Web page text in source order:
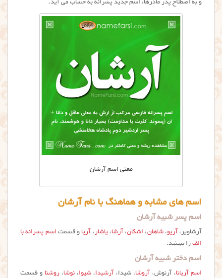
و به اصطلاح پدر مادرها، اسم جدید پسرانه به حساب می آید.
معنی اسم آرشان
اسم های مشابه و هماهنگ با نام آرشان
اسم پسر شبیه آرشان
آرشاویر، آریو،شاهان، اشکان، آرشا،یاشار، آریاو قسمت اسم پسرانه با
الف را ببینید.
اسم دختر شبیه آرشان
اسم آریانا، آرنوش، آروشا، شیدا، آرشیدا، شیوا، نوشا، روشنا و قسمت